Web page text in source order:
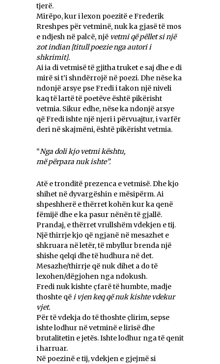
tjerë.
Mirëpo, kur i lexon poezitë e Frederik
Rreshpes për vetminë, nuk ka gjasë të mos
e ndjesh në palcë, një vetmi që pëllet si një
zot indian [titull poezie nga autori i
shkrimit].
Ai ia di vetmisë të gjitha truket e saj dhe e di
mirë si t’i shndërrojë në poezi. Dhe nëse ka
ndonjë arsye pse Fredi i takon një niveli
kaq të lartë të poetëve është pikërisht
vetmia. Sikur edhe, nëse ka ndonjë arsye
që Fredi ishte një njeri i përvuajtur, i varfër
deri në skajmëni, është pikërisht vetmia.
“Nga doli kjo vetmi kështu,
më përpara nuk ishte”.
Atë e tronditë prezenca e vetmisë. Dhe kjo
shihet në dyvargëshin e mësipërm. Ai
shpeshherë e thërret kohën kur ka qenë
fëmijë dhe e ka pasur nënën të gjallë.
Prandaj, e thërret vrullshëm vdekjen e tij.
Një thirrje kjo që ngjanë në mesazhet e
shkruara në letër, të mbyllur brenda një
shishe qelqi dhe të hudhura në det.
Mesazhe/thirrje që nuk dihet a do të
lexohen/dëgjohen nga ndokush.
Fredi nuk kishte çfarë të humbte, madje
thoshte qëi vjen keq që nuk kishte vdekur
vjet.
Për të vdekja do të thoshte çlirim, sepse
ishte lodhur në vetminë e lirisë dhe
brutalitetin e jetës. Ishte lodhur nga të qenit
i harruar.
Në poezinë e tij, vdekjen e gjejmë si